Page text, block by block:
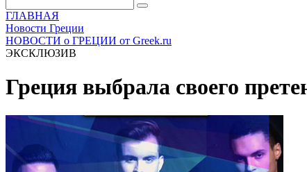
ГЛАВНАЯ
Новости Греции
НОВОСТИ о ГРЕЦИИ от Greek.ru
ЭКСКЛЮЗИВ
Греция выбрала своего